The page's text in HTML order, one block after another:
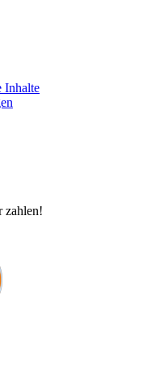
Inhalte
zahlen!